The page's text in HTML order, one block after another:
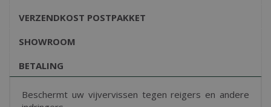
VERZENDKOST POSTPAKKET
SHOWROOM
BETALING
Beschermt uw vijvervissen tegen reigers en andere